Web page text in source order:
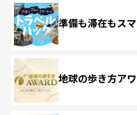
準備も滞在もス
地球の歩き方ア